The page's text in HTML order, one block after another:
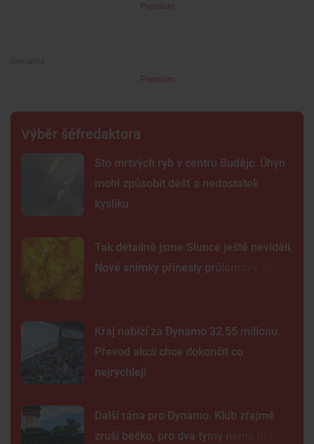
Premium
Premium
Výběr šéfredaktora
Sto mrtvých ryb v centru Budějc. Úhyn
mohl způsobit déšť a nedostatek
kyslíku
Tak detailně jsme Slunce ještě neviděli.
Nové snímky přinesly průlomový objev
Kraj nabízí za Dynamo 32,55 milionu.
Převod akcií chce dokončit co
nejrychleji
Další rána pro Dynamo. Klub zřejmě
zruší béčko, pro dva týmy nemá hráče